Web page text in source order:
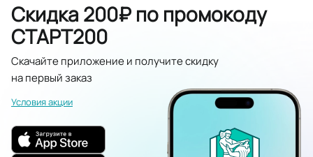
Скидка 200₽ по промокоду
СТАРТ200
Скачайте приложение и получите скидку
на первый заказ
Условия акции